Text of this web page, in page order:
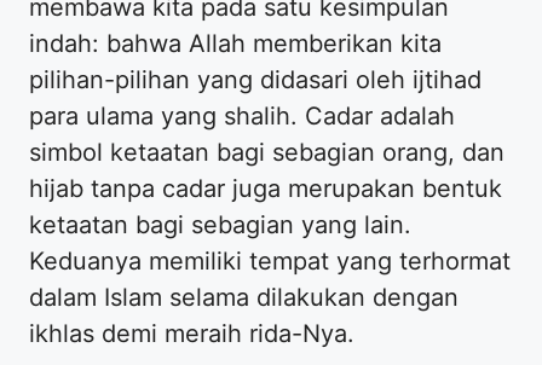
membawa kita pada satu kesimpulan
indah: bahwa Allah memberikan kita
pilihan-pilihan yang didasari oleh ijtihad
para ulama yang shalih. Cadar adalah
simbol ketaatan bagi sebagian orang, dan
hijab tanpa cadar juga merupakan bentuk
ketaatan bagi sebagian yang lain.
Keduanya memiliki tempat yang terhormat
dalam Islam selama dilakukan dengan
ikhlas demi meraih rida-Nya.